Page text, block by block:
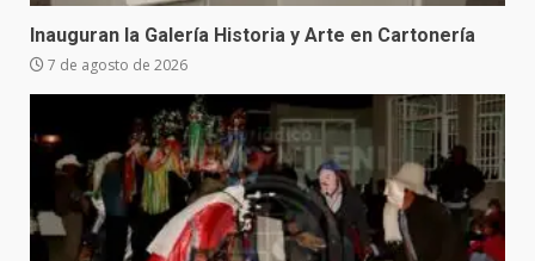
Inauguran la Galería Historia y Arte en Cartonería
7 de agosto de 2026